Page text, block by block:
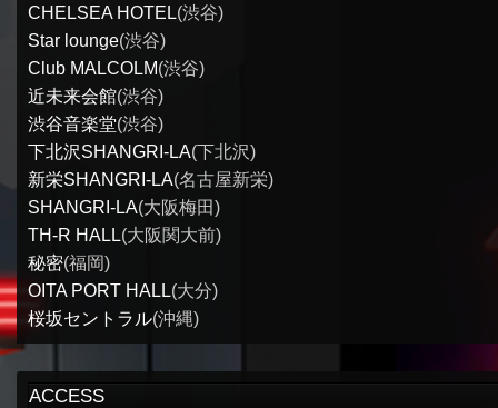
CHELSEA HOTEL(渋谷)
Star lounge(渋谷)
Club MALCOLM(渋谷)
近未来会館(渋谷)
渋谷音楽堂(渋谷)
下北沢SHANGRI-LA(下北沢)
新栄SHANGRI-LA(名古屋新栄)
SHANGRI-LA(大阪梅田)
TH-R HALL(大阪関大前)
秘密(福岡)
OITA PORT HALL(大分)
桜坂セントラル(沖縄)
ACCESS